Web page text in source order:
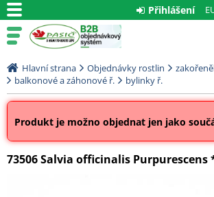
Přihlášení
Hlavní strana Objednávky rostlin
balkonové a záhonové ř.
bylinky ř.
Produkt je možno objednat jen jako
73506 Salvia officinalis Purpurescens